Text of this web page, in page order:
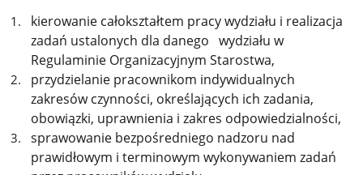
kierowanie całokształtem pracy wydziału i realizacja
zadań ustalonych dla danego wydziału w
Regulaminie Organizacyjnym Starostwa,
przydzielanie pracownikom indywidualnych
zakresów czynności, określających ich zadania,
obowiązki, uprawnienia i zakres odpowiedzialności,
sprawowanie bezpośredniego nadzoru nad
prawidłowym i terminowym wykonywaniem zadań